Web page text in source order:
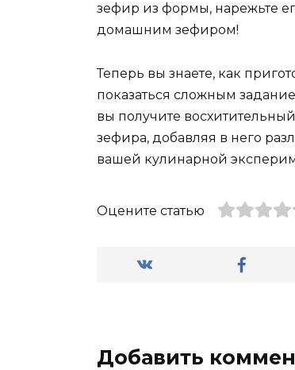
зефир из формы, нарежьте
домашним зефиром!
Теперь вы знаете, как
показаться сложным
вы получите
зефира, добавляя в него
вашей кулинарной
Оцените статью
Добавить